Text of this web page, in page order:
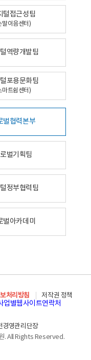
털접근성팀
말이음센터)
역량개발팀
포용문화팀
마트쉼센터)
벌협력본부
벌기획팀
정부협력팀
벌아카데미
처리방침
저작권 정책
업별웹사이트연락처
경영관리단장
. All Rights Reserved.